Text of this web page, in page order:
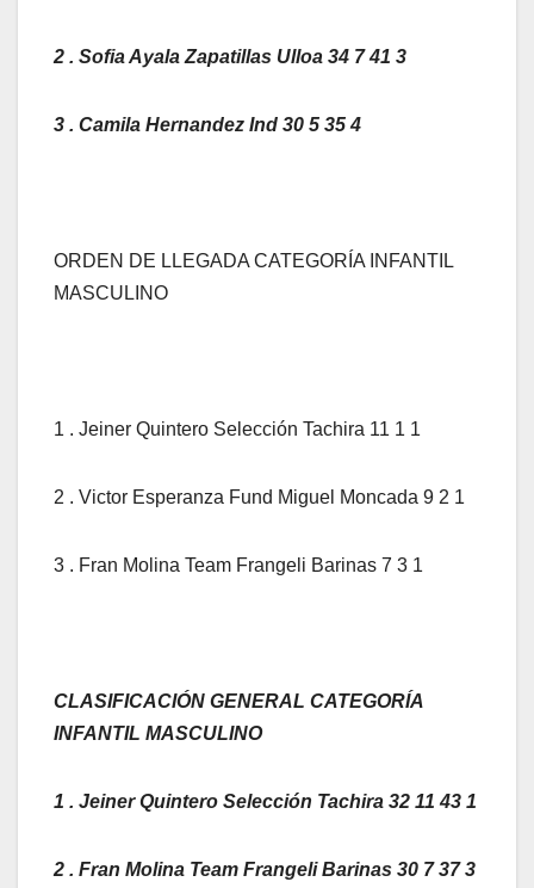
2 . Sofia Ayala Zapatillas Ulloa 34 7 41 3
3 . Camila Hernandez Ind 30 5 35 4
ORDEN DE LLEGADA CATEGORÍA INFANTIL
MASCULINO
1 . Jeiner Quintero Selección Tachira 11 1 1
2 . Victor Esperanza Fund Miguel Moncada 9 2 1
3 . Fran Molina Team Frangeli Barinas 7 3 1
CLASIFICACIÓN GENERAL CATEGORÍA
INFANTIL MASCULINO
1 . Jeiner Quintero Selección Tachira 32 11 43 1
2 . Fran Molina Team Frangeli Barinas 30 7 37 3